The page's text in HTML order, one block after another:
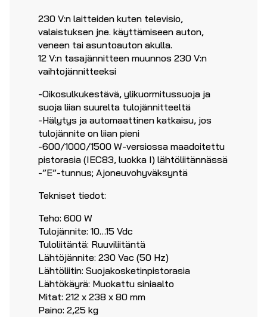
230 V:n laitteiden kuten televisio,
valaistuksen jne. käyttämiseen auton,
veneen tai asuntoauton akulla.
12 V:n tasajännitteen muunnos 230 V:n
vaihtojännitteeksi
-Oikosulkukestävä, ylikuormitussuoja ja
suoja liian suurelta tulojännitteeltä
-Hälytys ja automaattinen katkaisu, jos
tulojännite on liian pieni
-600/1000/1500 W-versiossa maadoitettu
pistorasia (IEC83, luokka I) lähtöliitännässä
-”E”-tunnus; Ajoneuvohyväksyntä
Tekniset tiedot:
Teho: 600 W
Tulojännite: 10…15 Vdc
Tuloliitäntä: Ruuviliitäntä
Lähtöjännite: 230 Vac (50 Hz)
Lähtöliitin: Suojakosketinpistorasia
Lähtökäyrä: Muokattu siniaalto
Mitat: 212 x 238 x 80 mm
Paino: 2,25 kg